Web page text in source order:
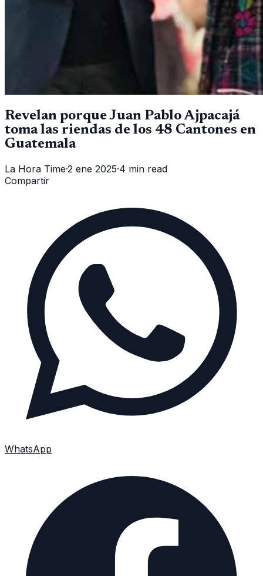
Revelan porque Juan Pablo Ajpacajá
toma las riendas de los 48 Cantones en
Guatemala
La Hora Time·2 ene 2025·4 min read
Compartir
WhatsApp